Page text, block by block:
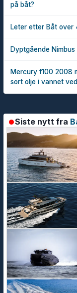
på båt?
Leter etter Båt over
Dyptgående
Mercury f100 2008
sort olje i vannet
Siste nytt fra